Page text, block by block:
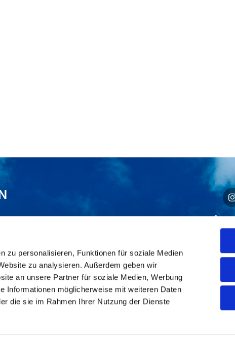
zu personalisieren, Funktionen für soziale Medien
zu analysieren. Außerdem geben wir
an unsere Partner für soziale Medien, Werbung
Informationen möglicherweise mit weiteren Daten
die sie im Rahmen Ihrer Nutzung der Dienste
ChurchDesk-Login